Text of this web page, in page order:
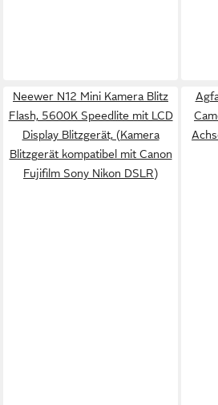
Neewer N12 Mini Kamera Blitz
Flash, 5600K Speedlite mit LCD
Display Blitzgerät, (Kamera
Blitzgerät kompatibel mit Canon
Fujifilm Sony Nikon DSLR)